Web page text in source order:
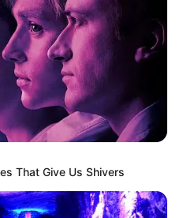
That Give Us Shivers